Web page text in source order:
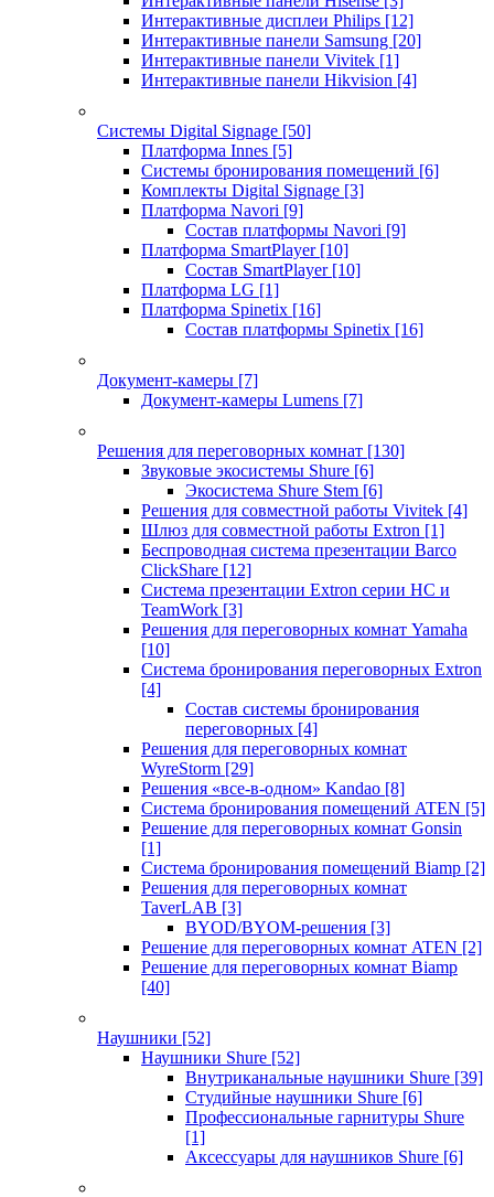
Интерактивные дисплеи Philips [12]
Интерактивные панели Samsung [20]
Интерактивные панели Vivitek [1]
Интерактивные панели Hikvision [4]
Системы Digital Signage [50]
Платформа Innes [5]
Системы бронирования помещений [6]
Комплекты Digital Signage [3]
Платформа Navori [9]
Состав платформы Navori [9]
Платформа SmartPlayer [10]
Состав SmartPlayer [10]
Платформа LG [1]
Платформа Spinetix [16]
Состав платформы Spinetix [16]
Документ-камеры [7]
Документ-камеры Lumens [7]
Решения для переговорных комнат [130]
Звуковые экосистемы Shure [6]
Экосистема Shure Stem [6]
Решения для совместной работы Vivitek [4]
Шлюз для совместной работы Extron [1]
Беспроводная система презентации Barco
ClickShare [12]
Система презентации Extron серии HC и
TeamWork [3]
Решения для переговорных комнат Yamaha
[10]
Система бронирования переговорных Extron
[4]
Состав системы бронирования
переговорных [4]
Решения для переговорных комнат
WyreStorm [29]
Решения «все-в-одном» Kandao [8]
Система бронирования помещений ATEN [5]
Решение для переговорных комнат Gonsin
[1]
Система бронирования помещений Biamp [2]
Решения для переговорных комнат
TaverLAB [3]
BYOD/BYOM-решения [3]
Решение для переговорных комнат ATEN [2]
Решение для переговорных комнат Biamp
[40]
Наушники [52]
Наушники Shure [52]
Внутриканальные наушники Shure [39]
Студийные наушники Shure [6]
Профессиональные гарнитуры Shure
[1]
Аксессуары для наушников Shure [6]